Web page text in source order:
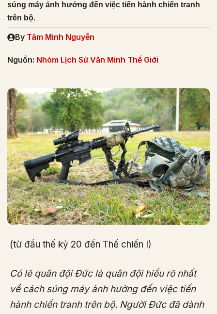
súng máy ảnh hưởng đến việc tiến hành chiến tranh
trên bộ.
By Tâm Minh Nguyễn
Nguồn: Nhóm Lịch Sử Văn Minh Thế Giới
(từ đầu thế kỷ 20 đến Thế chiến I)
Có lẽ quân đội Đức là quân đội hiểu rõ nhất
về cách súng máy ảnh hưởng đến việc tiến
hành chiến tranh trên bộ. Người Đức đã dành